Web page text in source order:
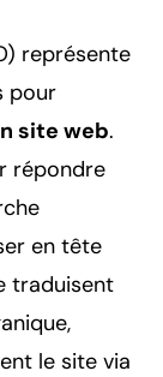
représente
pour
site web.
répondre
en tête
traduisent
le site via